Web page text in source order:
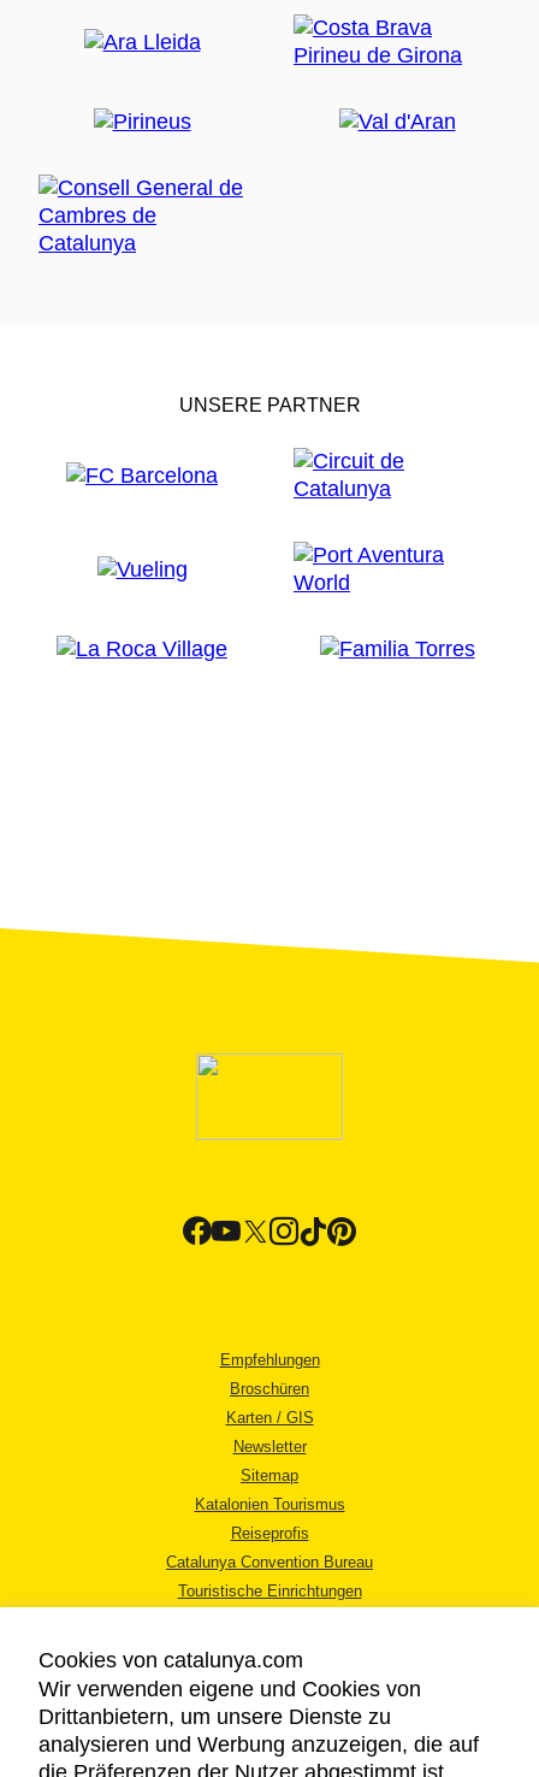
UNSERE PARTNER
Empfehlungen
Broschüren
Karten / GIS
Newsletter
Sitemap
Katalonien Tourismus
Reiseprofis
Catalunya Convention Bureau
Touristische Einrichtungen
Cookies von catalunya.com
Wir verwenden eigene und Cookies von
Drittanbietern, um unsere Dienste zu
analysieren und Werbung anzuzeigen, die auf
die Präferenzen der Nutzer abgestimmt ist,